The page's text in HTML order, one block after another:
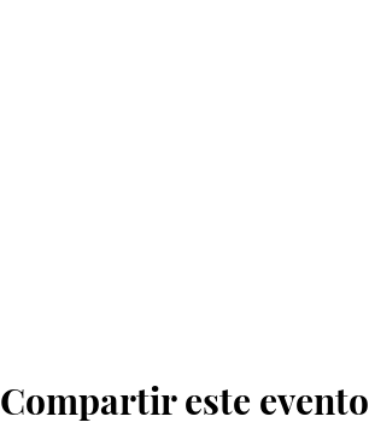
Compartir este evento